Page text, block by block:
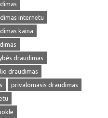
internetu
kaina
draudimas
draudimas
privalomasis draudimas